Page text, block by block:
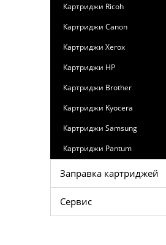
Картриджи Ricoh
Картриджи Canon
Картриджи Xerox
Картриджи HP
Картриджи Brother
Картриджи Kyocera
Картриджи Samsung
Картриджи Pantum
Заправка картриджей
Сервис